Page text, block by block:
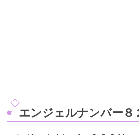
エンジェルナンバー８